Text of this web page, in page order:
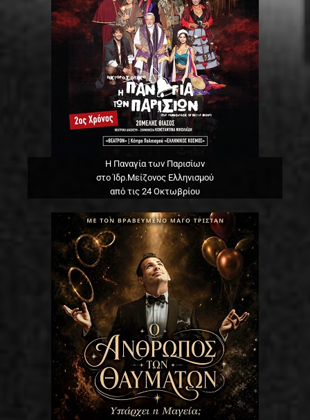
Η Παναγία των Παρισίων
στο Ίδρ.Μείζονος Ελληνισμού
από τις 24 Οκτωβρίου